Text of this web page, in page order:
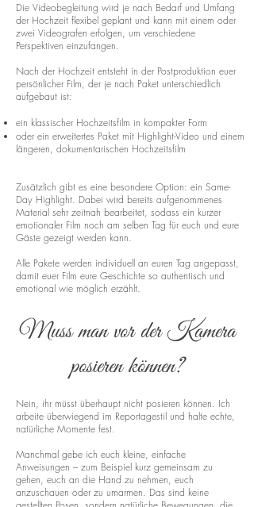
Die Videobegleitung wird je nach Bedarf und Umfang
der Hochzeit flexibel geplant und kann mit einem oder
zwei Videografen erfolgen, um verschiedene
Perspektiven einzufangen.
Nach der Hochzeit entsteht in der Postproduktion euer
persönlicher Film, der je nach Paket unterschiedlich
aufgebaut ist:
ein klassischer Hochzeitsfilm in kompakter Form
oder ein erweitertes Paket mit Highlight-Video und einem
längeren, dokumentarischen Hochzeitsfilm
Zusätzlich gibt es eine besondere Option: ein Same-
Day Highlight. Dabei wird bereits aufgenommenes
Material sehr zeitnah bearbeitet, sodass ein kurzer
emotionaler Film noch am selben Tag für euch und eure
Gäste gezeigt werden kann.
Alle Pakete werden individuell an euren Tag angepasst,
damit euer Film eure Geschichte so authentisch und
emotional wie möglich erzählt.
Muss man vor der Kamera
posieren können?
Nein, ihr müsst überhaupt nicht posieren können. Ich
arbeite überwiegend im Reportagestil und halte echte,
natürliche Momente fest.
Manchmal gebe ich euch kleine, einfache
Anweisungen – zum Beispiel kurz gemeinsam zu
gehen, euch an die Hand zu nehmen, euch
anzuschauen oder zu umarmen. Das sind keine